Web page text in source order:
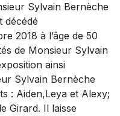
Sylvain Bernèche
décédé
2018 à l’âge de 50
de Monsieur Sylvain
ainsi
Sylvain Bernèche
: Aiden,Leya et Alexy;
Girard. Il laisse